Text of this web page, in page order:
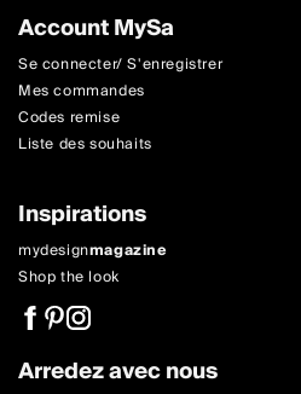
Account MySa
Se connecter/ S'enregistrer
Mes commandes
Codes remise
Liste des souhaits
Inspirations
mydesignmagazine
Shop the look
Arredez avec nous